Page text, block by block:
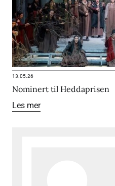
13.05.26
Nominert til Heddaprisen
Les mer